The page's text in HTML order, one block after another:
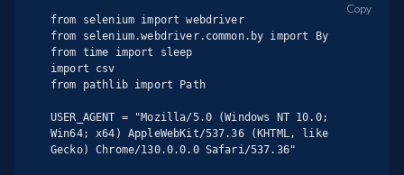
from selenium import webdriver
from selenium.webdriver.common.by import By
from time import sleep
import csv
from pathlib import Path
USER_AGENT = "Mozilla/5.0 (Windows NT 10.0;
Win64; x64) AppleWebKit/537.36 (KHTML, like
Gecko) Chrome/130.0.0.0 Safari/537.36"
Copy